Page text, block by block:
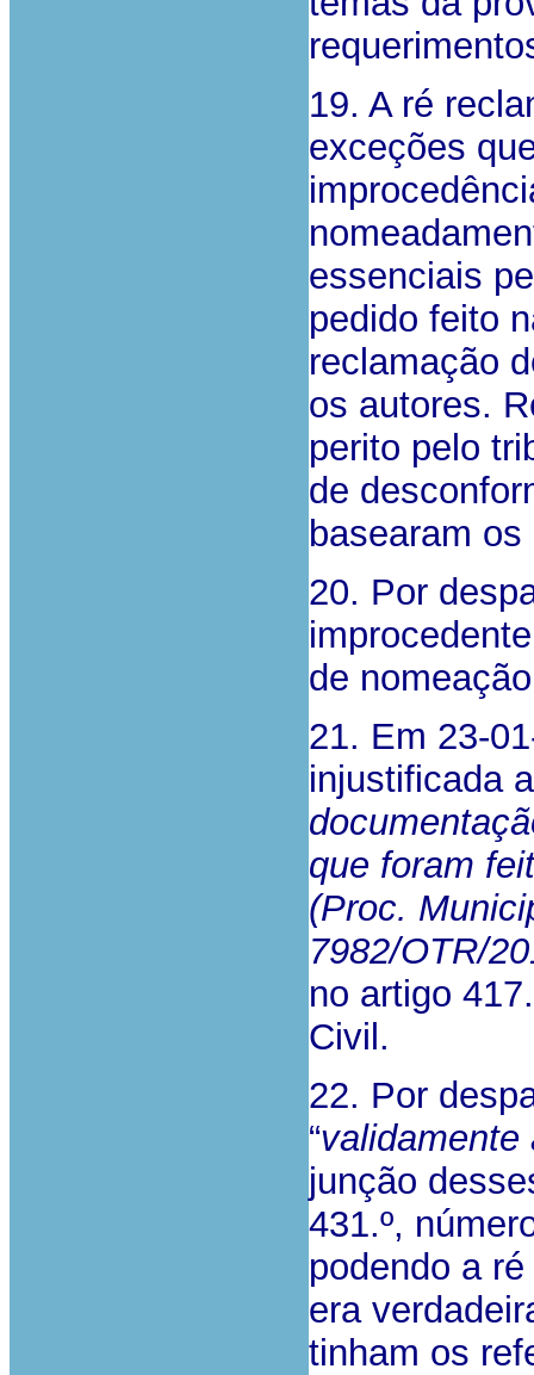
19. A ré
exceções
essenciais
pedido feito
reclamação
os autores.
perito pelo
de
basearam
20. Por
de
21. Em 23-
injustificada
que foram
(Proc.
7982/OTR/
no artigo
Civil.
22. Por
“validamente
junção
431.º,
podendo a
era
tinham os